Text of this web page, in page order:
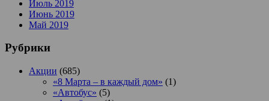
Июль 2019
Июнь 2019
Май 2019
Рубрики
Акции (685)
«8 Марта – в каждый дом» (1)
«Автобус» (5)